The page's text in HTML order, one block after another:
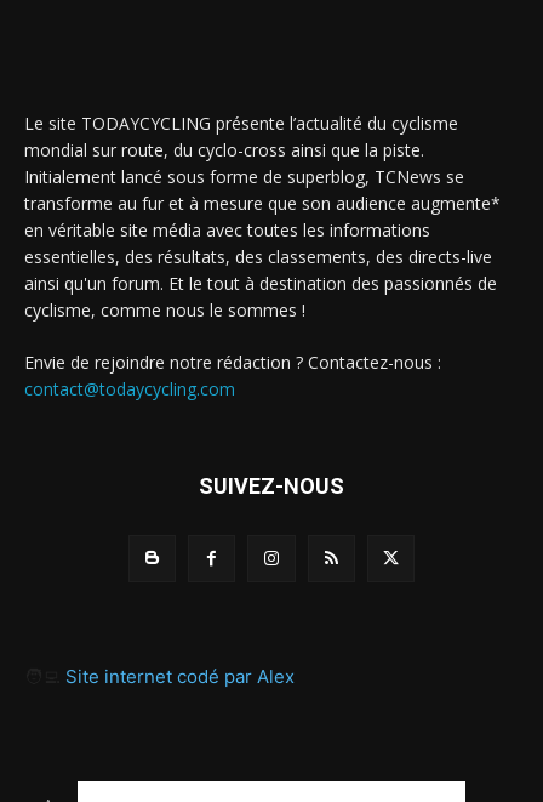
Le site TODAYCYCLING présente l’actualité du cyclisme
mondial sur route, du cyclo-cross ainsi que la piste.
Initialement lancé sous forme de superblog, TCNews se
transforme au fur et à mesure que son audience augmente*
en véritable site média avec toutes les informations
essentielles, des résultats, des classements, des directs-live
ainsi qu'un forum. Et le tout à destination des passionnés de
cyclisme, comme nous le sommes !
Envie de rejoindre notre rédaction ? Contactez-nous :
contact@todaycycling.com
SUIVEZ-NOUS
Site internet codé par Alex